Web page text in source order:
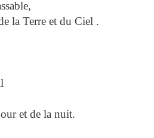
la Terre et du Ciel .
et de la nuit.